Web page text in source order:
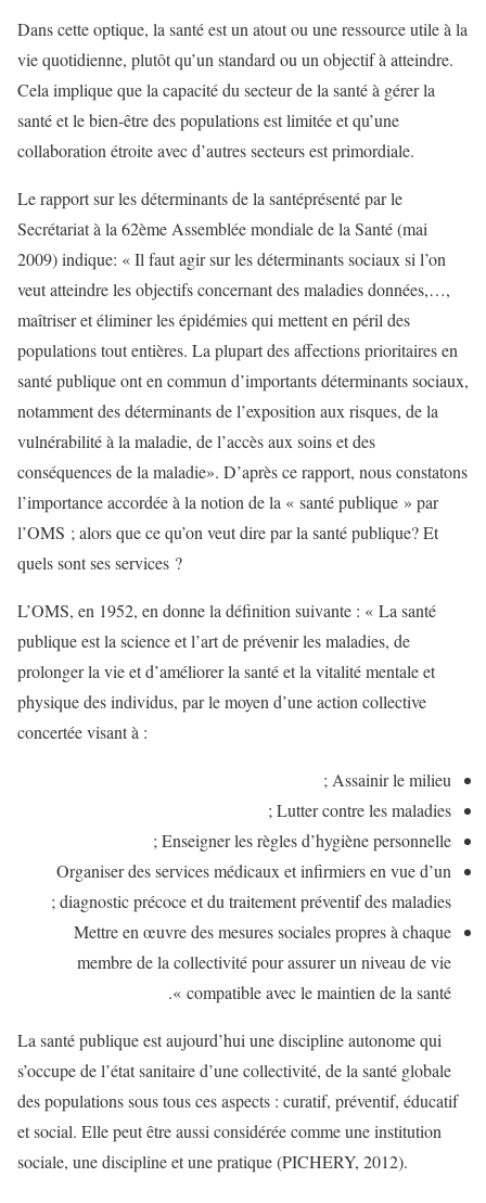
Dans cette optique, la santé est un atout ou une ressource utile à la
vie quotidienne, plutôt qu’un standard ou un objectif à atteindre.
Cela implique que la capacité du secteur de la santé à gérer la
santé et le bien-être des populations est limitée et qu’une
collaboration étroite avec d’autres secteurs est primordiale.
Le rapport sur les déterminants de la santéprésenté par le
Secrétariat à la 62ème Assemblée mondiale de la Santé (mai
2009) indique: « Il faut agir sur les déterminants sociaux si l’on
veut atteindre les objectifs concernant des maladies données,…,
maîtriser et éliminer les épidémies qui mettent en péril des
populations tout entières. La plupart des affections prioritaires en
santé publique ont en commun d’importants déterminants sociaux,
notamment des déterminants de l’exposition aux risques, de la
vulnérabilité à la maladie, de l’accès aux soins et des
conséquences de la maladie». D’après ce rapport, nous constatons
l’importance accordée à la notion de la « santé publique » par
l’OMS ; alors que ce qu’on veut dire par la santé publique? Et
quels sont ses services ?
L’OMS, en 1952, en donne la définition suivante : « La santé
publique est la science et l’art de prévenir les maladies, de
prolonger la vie et d’améliorer la santé et la vitalité mentale et
physique des individus, par le moyen d’une action collective
concertée visant à :
Assainir le milieu ;
Lutter contre les maladies ;
Enseigner les règles d’hygiène personnelle ;
Organiser des services médicaux et infirmiers en vue d’un
diagnostic précoce et du traitement préventif des maladies ;
Mettre en œuvre des mesures sociales propres à chaque
membre de la collectivité pour assurer un niveau de vie
compatible avec le maintien de la santé ».
La santé publique est aujourd’hui une discipline autonome qui
s’occupe de l’état sanitaire d’une collectivité, de la santé globale
des populations sous tous ces aspects : curatif, préventif, éducatif
et social. Elle peut être aussi considérée comme une institution
sociale, une discipline et une pratique (PICHERY, 2012).